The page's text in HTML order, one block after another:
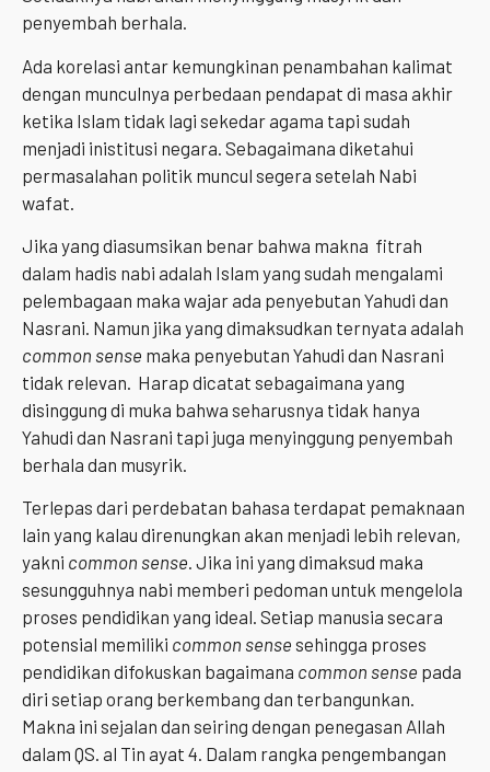
penyembah berhala.
Ada korelasi antar kemungkinan penambahan kalimat
dengan munculnya perbedaan pendapat di masa akhir
ketika Islam tidak lagi sekedar agama tapi sudah
menjadi inistitusi negara. Sebagaimana diketahui
permasalahan politik muncul segera setelah Nabi
wafat.
Jika yang diasumsikan benar bahwa makna fitrah
dalam hadis nabi adalah Islam yang sudah mengalami
pelembagaan maka wajar ada penyebutan Yahudi dan
Nasrani. Namun jika yang dimaksudkan ternyata adalah
common sense maka penyebutan Yahudi dan Nasrani
tidak relevan. Harap dicatat sebagaimana yang
disinggung di muka bahwa seharusnya tidak hanya
Yahudi dan Nasrani tapi juga menyinggung penyembah
berhala dan musyrik.
Terlepas dari perdebatan bahasa terdapat pemaknaan
lain yang kalau direnungkan akan menjadi lebih relevan,
yakni common sense. Jika ini yang dimaksud maka
sesungguhnya nabi memberi pedoman untuk mengelola
proses pendidikan yang ideal. Setiap manusia secara
potensial memiliki common sense sehingga proses
pendidikan difokuskan bagaimana common sense pada
diri setiap orang berkembang dan terbangunkan.
Makna ini sejalan dan seiring dengan penegasan Allah
dalam QS. al Tin ayat 4. Dalam rangka pengembangan